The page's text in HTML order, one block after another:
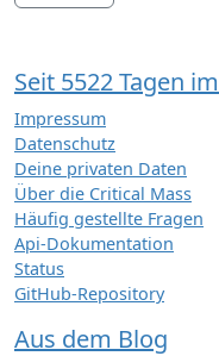
Seit 5522 Tagen
Impressum
Datenschutz
Deine privaten Daten
Über die Critical Mass
Häufig gestellte Fragen
Api-Dokumentation
Status
GitHub-Repository
Aus dem Blog